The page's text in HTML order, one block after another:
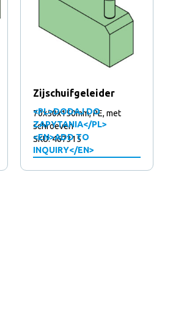
Zijschuifgeleider
70x50x150mm, PE, met
schroeven
<PL>DODAJ DO
ZAPYTANIA</PL>
<EN>ADD TO
INQUIRY</EN>
SKU: 467315